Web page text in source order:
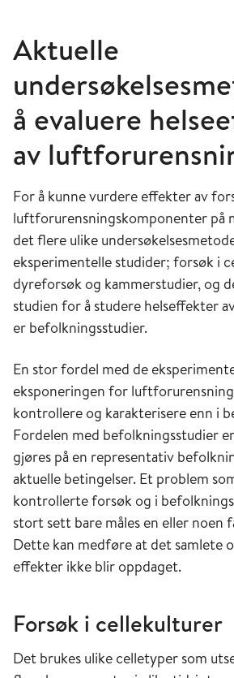
forskjellige luftforurensninger.
er en følge av
(inflammasjon) i luftveiene som
allergi, infeksjon eller kjemisk
Astma, enten den er allergisk
overfølsomhet for betennelse i
Dette gir varierende grad av
reversibel hevelse i
slimproduksjon og reversibel
av musklene som omslutter
luftrørsforgreningene. Ofte gir
brystet føles trangt og det blir
føre til pipelyder fra luftveiene
karakteristisk for astmatikere.
forskjeller i sykdommens
de fleste astmatikere har mild
kan være vanskelig å stille,
betegnelsen astmalignende
sped- og småbarnsalderen.
oppstår gjennom et samspill
miljøpåvirkning, og
i første leveår kan være viktig.
Studier kan indikere at økningen i
2018) [7]. Uansett om det
Aktuelle
å evaluere
av
For å kunne vurdere effekter av
luftforurensningskomponenter på
det flere ulike
eksperimentelle studider; forsøk i
dyreforsøk og kammerstudier, og
studien for å studere helseffekter
er befolkningsstudier.
En stor fordel med de
eksponeringen for
kontrollere og karakterisere enn i
Fordelen med befolkningsstudier
gjøres på en representativ
aktuelle betingelser. Et problem
kontrollerte forsøk og i
stort sett bare måles en eller noen
Dette kan medføre at det samlete
effekter ikke blir oppdaget.
Forsøk i cellekulturer
Det brukes ulike celletyper som